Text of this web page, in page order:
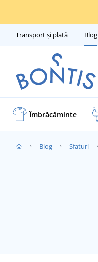
Transport și plată Blog
Îmbrăcăminte
Blog Sfaturi